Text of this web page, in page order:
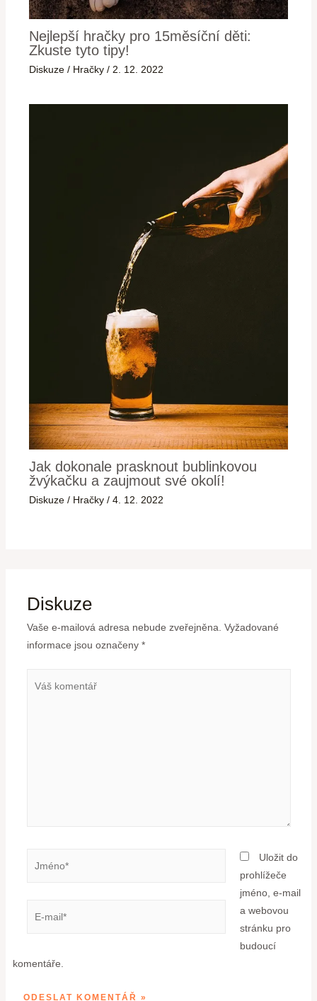
Nejlepší hračky pro 15měsíční děti:
Zkuste tyto tipy!
Diskuze / Hračky / 2. 12. 2022
Jak dokonale prasknout bublinkovou
žvýkačku a zaujmout své okolí!
Diskuze / Hračky /4. 12. 2022
Diskuze
Vaše e-mailová adresa nebude zveřejněna. Vyžadované
informace jsou označeny *
Uložit do
prohlížeče
jméno, e-mail
a webovou
stránku pro
budoucí
komentáře.